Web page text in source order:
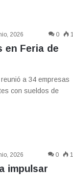
2026 0
en Feria de
a 34 empresas
con sueldos de
2026 0
impulsar